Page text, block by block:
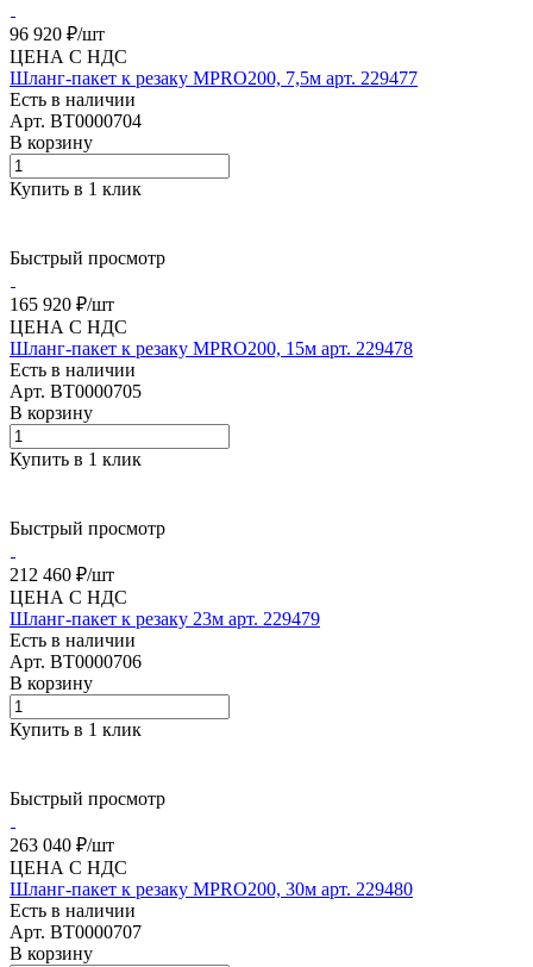
96 920 ₽/шт
ЦЕНА С НДС
Шланг-пакет к резаку MPRO200, 7,5м арт. 229477
Есть в наличии
Арт. BT0000704
В корзину
Купить в 1 клик
Быстрый просмотр
165 920 ₽/шт
ЦЕНА С НДС
Шланг-пакет к резаку MPRO200, 15м арт. 229478
Есть в наличии
Арт. BT0000705
В корзину
Купить в 1 клик
Быстрый просмотр
212 460 ₽/шт
ЦЕНА С НДС
Шланг-пакет к резаку 23м арт. 229479
Есть в наличии
Арт. BT0000706
В корзину
Купить в 1 клик
Быстрый просмотр
263 040 ₽/шт
ЦЕНА С НДС
Шланг-пакет к резаку MPRO200, 30м арт. 229480
Есть в наличии
Арт. BT0000707
В корзину